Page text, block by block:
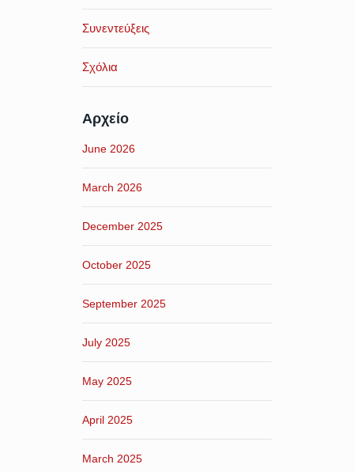
Συνεντεύξεις
Σχόλια
Αρχείο
June 2026
March 2026
December 2025
October 2025
September 2025
July 2025
May 2025
April 2025
March 2025